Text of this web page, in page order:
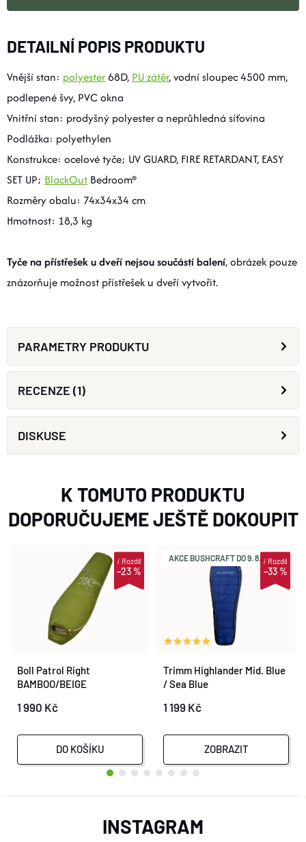
DETAILNÍ POPIS PRODUKTU
Vnější stan: polyester68D, PU zátěr, vodní sloupec 4500 mm,
podlepené švy, PVC okna
Vnitřní stan: prodyšný polyester a neprůhledná síťovina
Podlážka: polyethylen
Konstrukce: ocelové tyče; UV GUARD, FIRE RETARDANT, EASY
SET UP; BlackOut Bedroom®
Rozměry obalu: 74x34x34cm
Hmotnost: 18,3 kg
Tyče na přístřešek u dveří nejsou součástí balení, obrázek pouze
znázorňuje možnost přístřešek u dveří vytvořit.
PARAMETRY PRODUKTU
RECENZE (1)
DISKUSE
K TOMUTO PRODUKTU
DOPORUČUJEME JEŠTĚ DOKOUPIT
–23 %
iRozdíl
Boll Patrol Right
BAMBOO/BEIGE
1 990 Kč
DO KOŠÍKU
AKCE BUSHCRAFT DO 9. 8.
–33 %
iRozdíl
Trimm Highlander Mid. Blue
/ Sea Blue
1 199 Kč
ZOBRAZIT
INSTAGRAM